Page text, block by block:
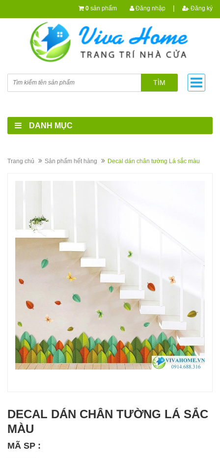
0 sản phẩm Đăng nhập | Đăng ký
TÌM
DANH MỤC
Trang chủ Sản phẩm hết hàng Decal dán chân tường Lá sắc màu
DECAL DÁN CHÂN TƯỜNG LÁ SẮC
MÀU
MÃ SP :